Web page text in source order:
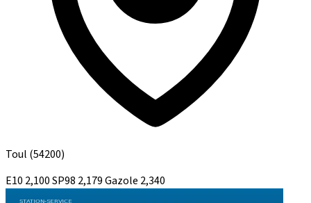
Toul (54200)
E10 2,100SP98 2,179Gazole 2,340